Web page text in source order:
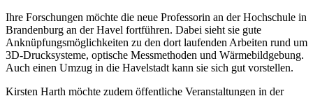
Ihre Forschungen möchte die neue Professorin an der Hochschule in
Brandenburg an der Havel fortführen. Dabei sieht sie gute
Anknüpfungsmöglichkeiten zu den dort laufenden Arbeiten rund um
3D-Drucksysteme, optische Messmethoden und Wärmebildgebung.
Auch einen Umzug in die Havelstadt kann sie sich gut vorstellen.
Kirsten Harth möchte zudem öffentliche Veranstaltungen in der